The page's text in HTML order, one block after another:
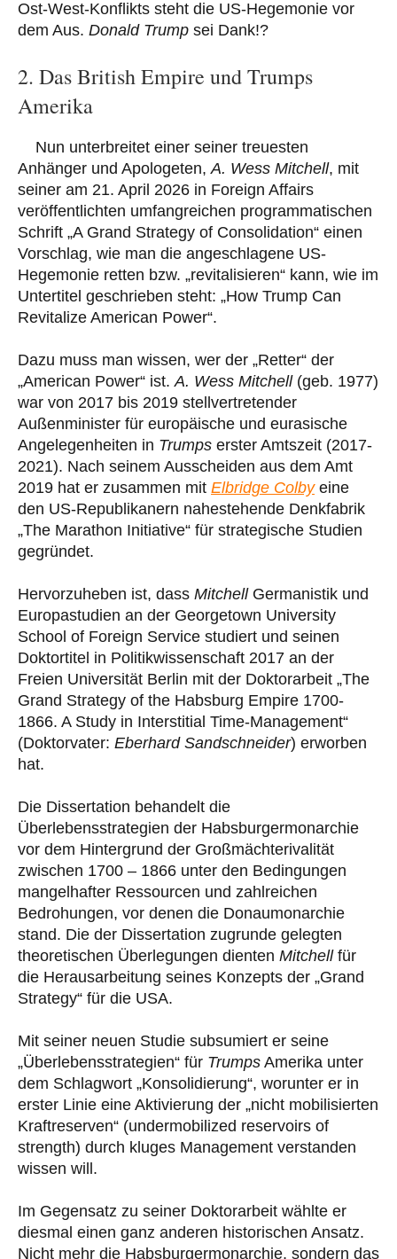
Ost-West-Konflikts steht die US-Hegemonie vor
dem Aus. Donald Trump sei Dank!?
2. Das British Empire und Trumps
Amerika
Nun unterbreitet einer seiner treuesten
Anhänger und Apologeten,A. Wess Mitchell, mit
seiner am 21. April 2026 in Foreign Affairs
veröffentlichten umfangreichen programmatischen
Schrift „A Grand Strategy of Consolidation“ einen
Vorschlag, wie man die angeschlagene US-
Hegemonie retten bzw. „revitalisieren“ kann, wie im
Untertitel geschrieben steht: „How Trump Can
Revitalize American Power“.
Dazu muss man wissen, wer der „Retter“ der
„American Power“ ist.A. Wess Mitchell(geb. 1977)
war von 2017 bis 2019 stellvertretender
Außenminister für europäische und eurasische
Angelegenheiten in Trumps erster Amtszeit (2017-
2021). Nach seinem Ausscheiden aus dem Amt
2019 hat er zusammen mit Elbridge Colbyeine
den US-Republikanern nahestehende Denkfabrik
„The Marathon Initiative“ für strategische Studien
gegründet.
Hervorzuheben ist, dass MitchellGermanistik und
Europastudien an der Georgetown University
School of Foreign Service studiert und seinen
Doktortitel in Politikwissenschaft 2017 an der
Freien Universität Berlin mit der Doktorarbeit „The
Grand Strategy of the Habsburg Empire 1700-
1866. A Study in Interstitial Time-Management“
(Doktorvater: Eberhard Sandschneider) erworben
hat.
Die Dissertation behandelt die
Überlebensstrategien der Habsburgermonarchie
vor dem Hintergrund der Großmächterivalität
zwischen 1700 – 1866 unter den Bedingungen
mangelhafter Ressourcen und zahlreichen
Bedrohungen, vor denen die Donaumonarchie
stand. Die der Dissertation zugrunde gelegten
theoretischen Überlegungen dienten Mitchellfür
die Herausarbeitung seines Konzepts der „Grand
Strategy“ für die USA.
Mit seiner neuen Studie subsumiert er seine
„Überlebensstrategien“ für Trumps Amerika unter
dem Schlagwort „Konsolidierung“, worunter er in
erster Linie eine Aktivierung der „nicht mobilisierten
Kraftreserven“ (undermobilized reservoirs of
strength) durch kluges Management verstanden
wissen will.
Im Gegensatz zu seiner Doktorarbeit wählte er
diesmal einen ganz anderen historischen Ansatz.
Nicht mehr die Habsburgermonarchie, sondern das